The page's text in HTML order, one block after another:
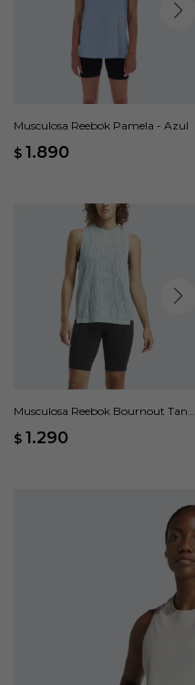
Musculosa Reebok Pamela - Azul
$ 1.890
Musculosa Reebok Bournout Tank
$ 1.290